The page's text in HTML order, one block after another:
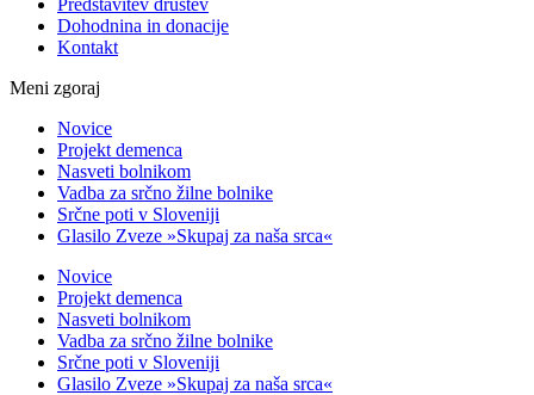
Predstavitev društev
Dohodnina in donacije
Kontakt
Meni zgoraj
page
opens
new
window
page
opens
new
window
Novice
Projekt demenca
Nasveti bolnikom
Vadba za srčno žilne bolnike
Srčne poti v Sloveniji
Glasilo Zveze »Skupaj za naša srca«
Novice
Projekt demenca
Nasveti bolnikom
Vadba za srčno žilne bolnike
Srčne poti v Sloveniji
Glasilo Zveze »Skupaj za naša srca«